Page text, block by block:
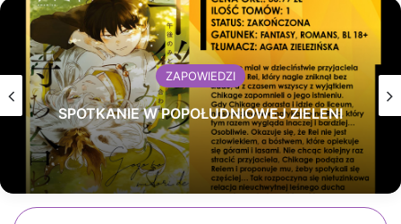
ZAPOWIEDZI
SPOTKANIE W POPOŁUDNIOWEJ ZIELENI